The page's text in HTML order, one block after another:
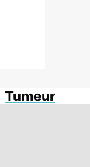
Tumeur